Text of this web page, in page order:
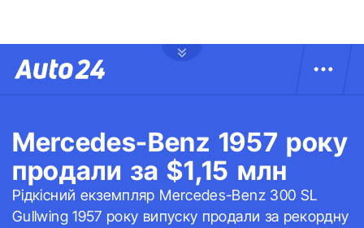
Mercedes-Benz 1957 року
продали за $1,15 млн
Рідкісний екземпляр Mercedes-Benz 300 SL
Gullwing 1957 року випуску продали за рекордну